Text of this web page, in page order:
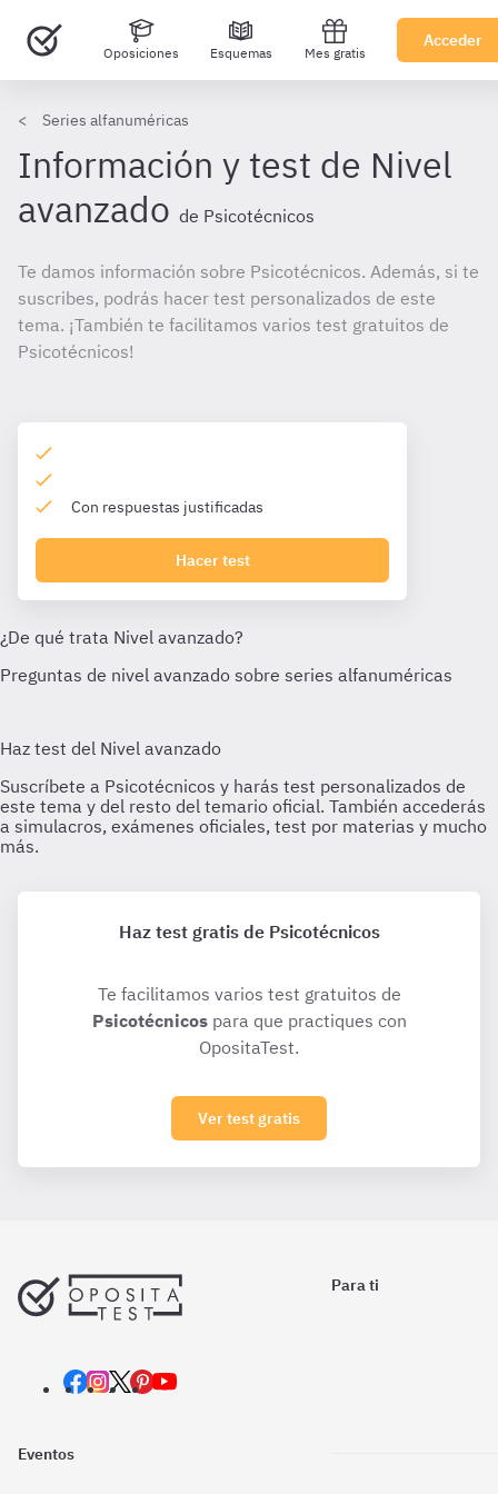
Oposiciones Esquemas Mes gratis
Acceder
Series alfanuméricas
Información y test de Nivel
avanzado de Psicotécnicos
Te damos información sobre Psicotécnicos. Además, si te
suscribes, podrás hacer test personalizados de este
tema. ¡También te facilitamos varios test gratuitos de
Psicotécnicos!
Con respuestas justificadas
Hacer test
Haz test gratis de Psicotécnicos
Te facilitamos varios test gratuitos de
Psicotécnicospara que practiques con
OpositaTest.
Ver test gratis
Para ti
Eventos